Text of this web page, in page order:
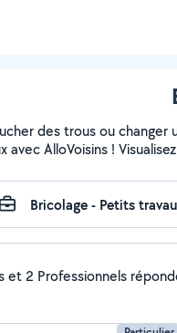
des trous ou
avec AlloVoisins !
et 2 Professionnels